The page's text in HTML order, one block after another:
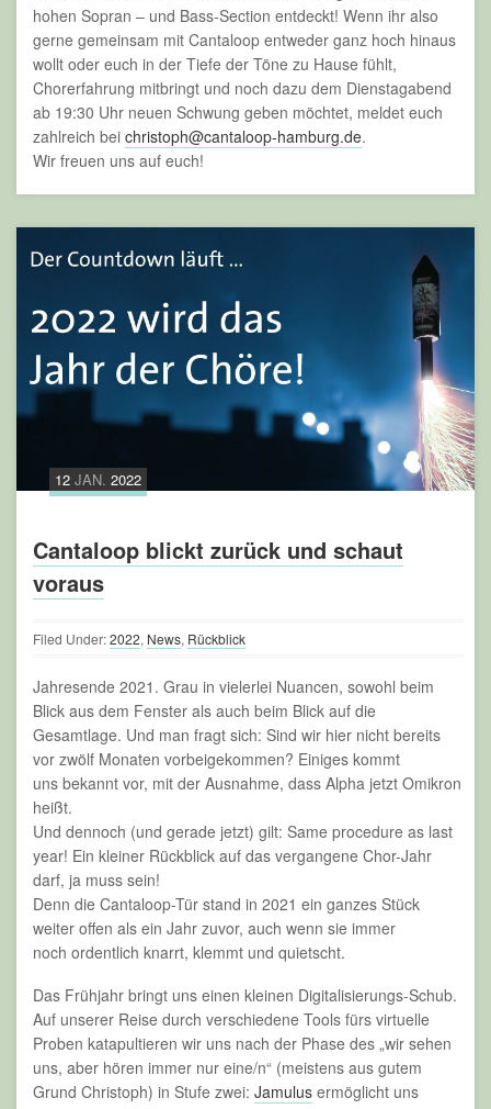
hohen Sopran – und Bass-Section entdeckt! Wenn ihr also
gerne gemeinsam mit Cantaloop entweder ganz hoch hinaus
wollt oder euch in der Tiefe der Töne zu Hause fühlt,
Chorerfahrung mitbringt und noch dazu dem Dienstagabend
ab 19:30 Uhr neuen Schwung geben möchtet, meldet euch
zahlreich bei christoph@cantaloop-hamburg.de.
Wir freuen uns auf euch!
12 JAN. 2022
Cantaloop blickt zurück und schaut
voraus
Filed Under:2022, News, Rückblick
Jahresende 2021. Grau in vielerlei Nuancen, sowohl beim
Blick aus dem Fenster als auch beim Blick auf die
Gesamtlage. Und man fragt sich: Sind wir hier nicht bereits
vor zwölf Monaten vorbeigekommen? Einiges kommt
uns bekannt vor, mit der Ausnahme, dass Alpha jetzt Omikron
heißt.
Und dennoch (und gerade jetzt) gilt: Same procedure as last
year! Ein kleiner Rückblick auf das vergangene Chor-Jahr
darf, ja muss sein!
Denn die Cantaloop-Tür stand in 2021 ein ganzes Stück
weiter offen als ein Jahr zuvor, auch wenn sie immer
noch ordentlich knarrt, klemmt und quietscht.
Das Frühjahr bringt uns einen kleinen Digitalisierungs-Schub.
Auf unserer Reise durch verschiedene Tools fürs virtuelle
Proben katapultieren wir uns nach der Phase des „wir sehen
uns, aber hören immer nur eine/n“ (meistens aus gutem
Grund Christoph) in Stufe zwei: Jamulus ermöglicht uns